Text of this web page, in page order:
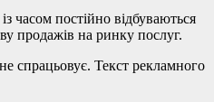
часом постійно відбуваються
продажів на ринку послуг.
спрацьовує. Текст рекламного